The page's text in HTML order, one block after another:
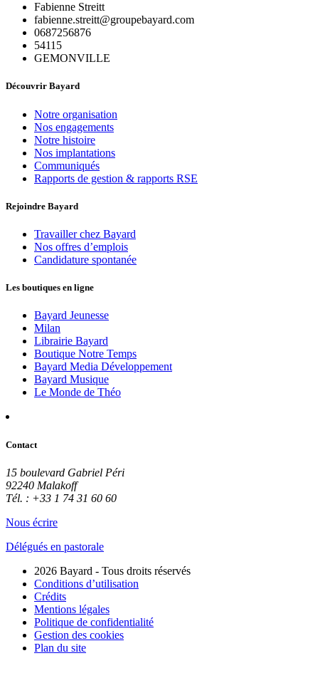
Fabienne Streitt
fabienne.streitt@groupebayard.com
0687256876
54115
GEMONVILLE
Découvrir Bayard
Notre organisation
Nos engagements
Notre histoire
Nos implantations
Communiqués
Rapports de gestion & rapports RSE
Rejoindre Bayard
Travailler chez Bayard
Nos offres d’emplois
Candidature spontanée
Les boutiques en ligne
Bayard Jeunesse
Milan
Librairie Bayard
Boutique Notre Temps
Bayard Media Développement
Bayard Musique
Le Monde de Théo
Contact
15 boulevard Gabriel Péri
92240 Malakoff
Tél. : +33 1 74 31 60 60
Nous écrire
Délégués en pastorale
2026 Bayard - Tous droits réservés
Conditions d’utilisation
Crédits
Mentions légales
Politique de confidentialité
Gestion des cookies
Plan du site